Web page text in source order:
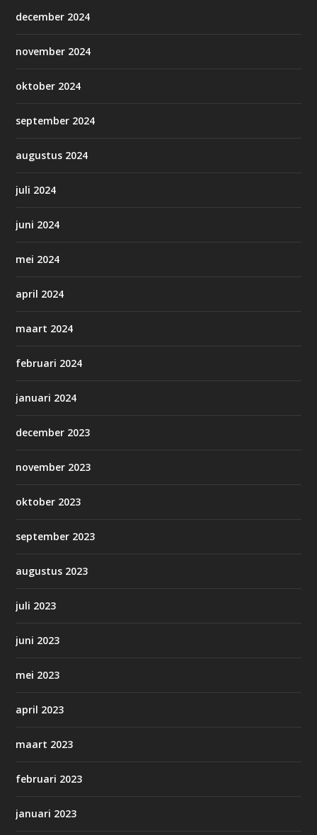
december 2024
november 2024
oktober 2024
september 2024
augustus 2024
juli 2024
juni 2024
mei 2024
april 2024
maart 2024
februari 2024
januari 2024
december 2023
november 2023
oktober 2023
september 2023
augustus 2023
juli 2023
juni 2023
mei 2023
april 2023
maart 2023
februari 2023
januari 2023